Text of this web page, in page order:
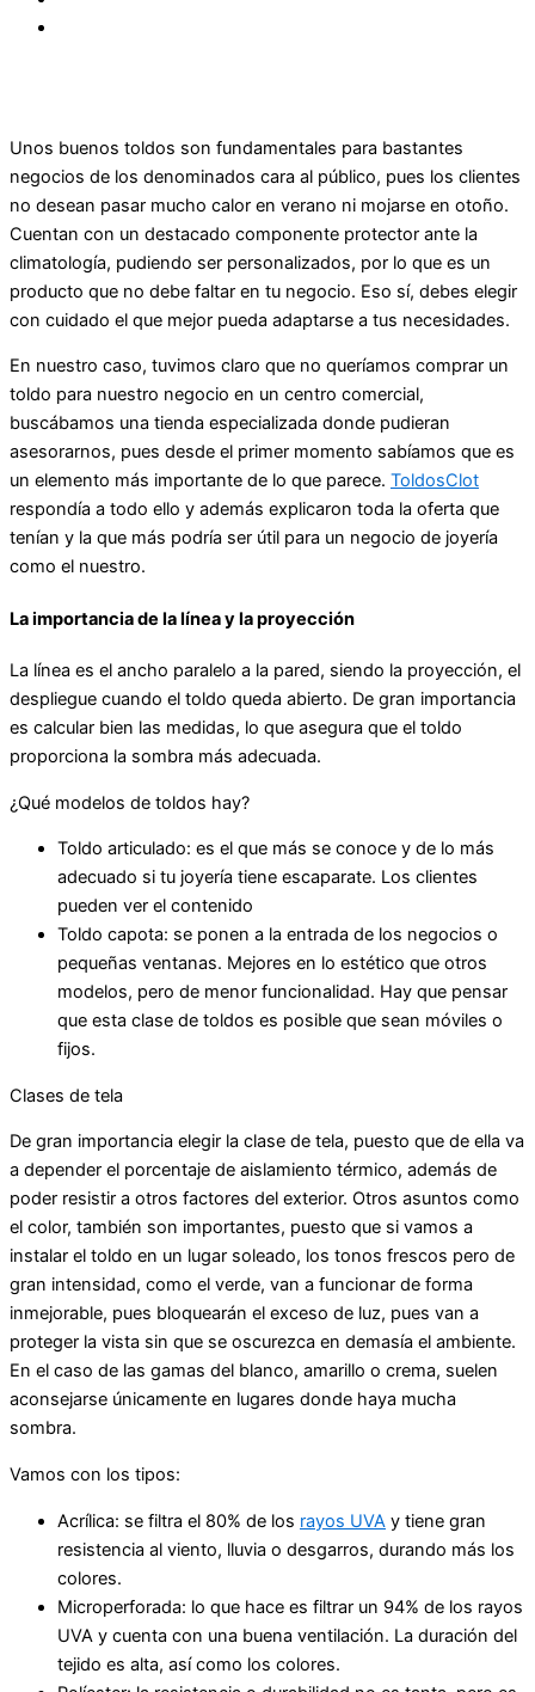
Unos buenos toldos son fundamentales para bastantes
negocios de los denominados cara al público, pues los clientes
no desean pasar mucho calor en verano ni mojarse en otoño.
Cuentan con un destacado componente protector ante la
climatología, pudiendo ser personalizados, por lo que es un
producto que no debe faltar en tu negocio. Eso sí, debes elegir
con cuidado el que mejor pueda adaptarse a tus necesidades.
En nuestro caso, tuvimos claro que no queríamos comprar un
toldo para nuestro negocio en un centro comercial,
buscábamos una tienda especializada donde pudieran
asesorarnos, pues desde el primer momento sabíamos que es
un elemento más importante de lo que parece. ToldosClot
respondía a todo ello y además explicaron toda la oferta que
tenían y la que más podría ser útil para un negocio de joyería
como el nuestro.
La importancia de la línea y la proyección
La línea es el ancho paralelo a la pared, siendo la proyección, el
despliegue cuando el toldo queda abierto. De gran importancia
es calcular bien las medidas, lo que asegura que el toldo
proporciona la sombra más adecuada.
¿Qué modelos de toldos hay?
Toldo articulado: es el que más se conoce y de lo más
adecuado si tu joyería tiene escaparate. Los clientes
pueden ver el contenido
Toldo capota: se ponen a la entrada de los negocios o
pequeñas ventanas. Mejores en lo estético que otros
modelos, pero de menor funcionalidad. Hay que pensar
que esta clase de toldos es posible que sean móviles o
fijos.
Clases de tela
De gran importancia elegir la clase de tela, puesto que de ella va
a depender el porcentaje de aislamiento térmico, además de
poder resistir a otros factores del exterior. Otros asuntos como
el color, también son importantes, puesto que si vamos a
instalar el toldo en un lugar soleado, los tonos frescos pero de
gran intensidad, como el verde, van a funcionar de forma
inmejorable, pues bloquearán el exceso de luz, pues van a
proteger la vista sin que se oscurezca en demasía el ambiente.
En el caso de las gamas del blanco, amarillo o crema, suelen
aconsejarse únicamente en lugares donde haya mucha
sombra.
Vamos con los tipos:
Acrílica: se filtra el 80% de los rayos UVA y tiene gran
resistencia al viento, lluvia o desgarros, durando más los
colores.
Microperforada: lo que hace es filtrar un 94% de los rayos
UVA y cuenta con una buena ventilación. La duración del
tejido es alta, así como los colores.